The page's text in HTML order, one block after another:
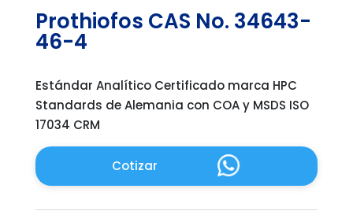
Prothiofos CAS No. 34643-
46-4
Estándar Analítico Certificado marca HPC
Standards de Alemania con COA y MSDS ISO
17034 CRM
Cotizar